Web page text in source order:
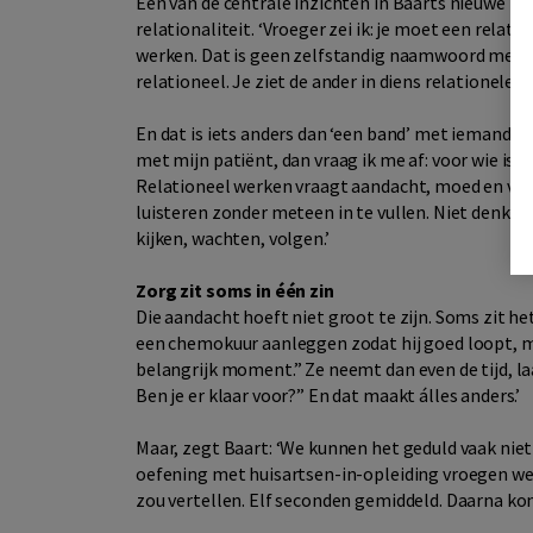
relationaliteit. ‘Vroeger zei ik: je moet een relatie
werken. Dat is geen zelfstandig naamwoord
relationeel. Je ziet de ander in diens relationele
En dat is iets anders dan ‘een band’ met iemand
met mijn patiënt, dan vraag ik me af: voor wie is
Relationeel werken vraagt aandacht, moed en
luisteren zonder meteen in te vullen. Niet
kijken, wachten, volgen.’
Zorg zit soms in één zin
Die aandacht hoeft niet groot te zijn. Soms zit
een chemokuur aanleggen zodat hij goed loopt,
belangrijk moment.” Ze neemt dan even de tijd,
Ben je er klaar voor?” En dat maakt álles anders.’
Maar, zegt Baart: ‘We kunnen het geduld vaak
oefening met huisartsen-in-opleiding vroegen
zou vertellen. Elf seconden gemiddeld. Daarna